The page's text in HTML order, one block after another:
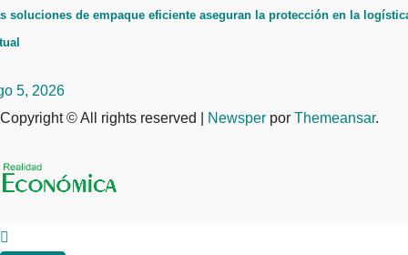
soluciones de empaque eficiente aseguran la protección en la
5, 2026
Copyright © All rights reserved
Newsper por Themeansar.